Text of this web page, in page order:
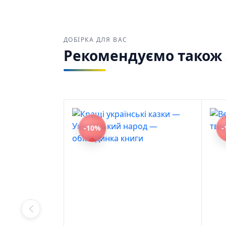
та
ДОБІРКА ДЛЯ ВАС
Рекомендуємо також
-10% -